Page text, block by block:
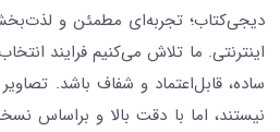
کتابیاب
دیجی‌کتاب؛ تجربه‌ای مطمئن و
اینترنتی. ما تلاش می‌کنیم فرایند
ساده، قابل‌اعتماد و شفاف باشد.
نیستند، اما با دقت بالا و براساس